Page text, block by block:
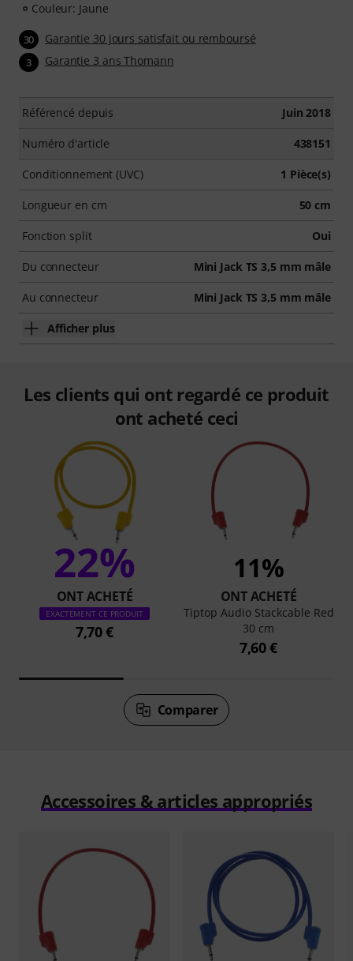
Couleur: Jaune
30 Garantie 30 jours satisfait ou remboursé
3 Garantie 3 ans Thomann
Référencé depuis Juin 2018
Numéro d'article 438151
Conditionnement (UVC) 1 Pièce(s)
Longueur en cm 50 cm
Fonction split Oui
Du connecteur Mini Jack TS 3,5 mm mâle
Au connecteur Mini Jack TS 3,5 mm mâle
Afficher plus
Les clients qui ont regardé ce produit
ont acheté ceci
22%
ONT ACHETÉ
EXACTEMENT CE PRODUIT
7,70 €
11%
ONT ACHETÉ
Tiptop Audio Stackcable Red
30 cm
7,60 €
Comparer
Accessoires & articles appropriés